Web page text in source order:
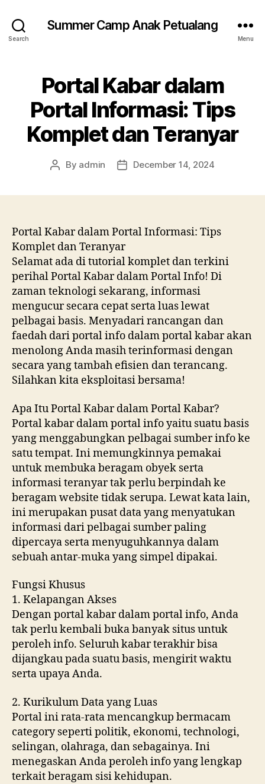
Search
Summer Camp Anak Petualang
Menu
Portal Kabar dalam
Portal Informasi: Tips
Komplet dan Teranyar
Post
By admin
PostDecember 14, 2024
Portal Kabar dalam Portal Informasi: Tips
Komplet dan Teranyar
Selamat ada di tutorial komplet dan terkini
perihal Portal Kabar dalam Portal Info! Di
zaman teknologi sekarang, informasi
mengucur secara cepat serta luas lewat
pelbagai basis. Menyadari rancangan dan
faedah dari portal info dalam portal kabar akan
menolong Anda masih terinformasi dengan
secara yang tambah efisien dan terancang.
Silahkan kita eksploitasi bersama!
Apa Itu Portal Kabar dalam Portal Kabar?
Portal kabar dalam portal info yaitu suatu basis
yang menggabungkan pelbagai sumber info ke
satu tempat. Ini memungkinnya pemakai
untuk membuka beragam obyek serta
informasi teranyar tak perlu berpindah ke
beragam website tidak serupa. Lewat kata lain,
ini merupakan pusat data yang menyatukan
informasi dari pelbagai sumber paling
dipercaya serta menyuguhkannya dalam
sebuah antar-muka yang simpel dipakai.
Fungsi Khusus
1. Kelapangan Akses
Dengan portal kabar dalam portal info, Anda
tak perlu kembali buka banyak situs untuk
peroleh info. Seluruh kabar terakhir bisa
dijangkau pada suatu basis, mengirit waktu
serta upaya Anda.
2. Kurikulum Data yang Luas
Portal ini rata-rata mencangkup bermacam
category seperti politik, ekonomi, technologi,
selingan, olahraga, dan sebagainya. Ini
menegaskan Anda peroleh info yang lengkap
terkait beragam sisi kehidupan.